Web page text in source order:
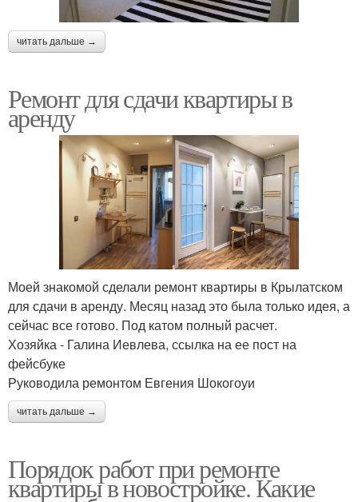
читать дальше →
Ремонт для сдачи квартиры в
аренду
Моей знакомой сделали ремонт квартиры в Крылатском
для сдачи в аренду. Месяц назад это была только идея, а
сейчас все готово. Под катом полный расчет.
Хозяйка - Галина Иевлева, ссылка на ее пост на
фейсбуке
Руководила ремонтом Евгения Шокогоуи
читать дальше →
Порядок работ при ремонте
квартиры в новостройке. Какие